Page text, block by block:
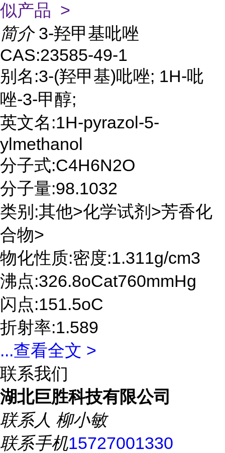
似产品 >
简介 3-羟甲基吡唑
CAS:23585-49-1
别名:3-(羟甲基)吡唑; 1H-吡
唑-3-甲醇;
英文名:1H-pyrazol-5-
ylmethanol
分子式:C4H6N2O
分子量:98.1032
类别:其他>化学试剂>芳香化
合物>
物化性质:密度:1.311g/cm3
沸点:326.8oCat760mmHg
闪点:151.5oC
折射率:1.589
...查看全文 >
联系我们
湖北巨胜科技有限公司
联系人 柳小敏
联系手机15727001330